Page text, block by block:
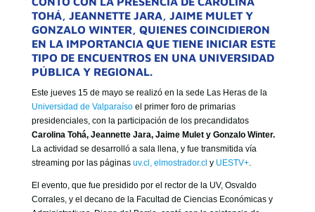
GOBIERNO CORPORATIVO
NUESTRO EQUIPO
TOHÁ, JEANNETTE JARA, JAIME MULET Y
GONZALO WINTER, QUIENES COINCIDIERON
EN LA IMPORTANCIA QUE TIENE INICIAR ESTE
TIPO DE ENCUENTROS EN UNA UNIVERSIDAD
PÚBLICA Y REGIONAL.
Este jueves 15 de mayo se realizó en la sede Las Heras de la
Universidad de Valparaísoel primer foro de primarias
presidenciales, con la participación de los precandidatos
Carolina Tohá, Jeannette Jara, Jaime Mulet y Gonzalo Winter.
La actividad se desarrolló a sala llena, y fue transmitida vía
streaming por las páginas uv.cl, elmostrador.cl y UESTV+.
El evento, que fue presidido por el rector de la UV, Osvaldo
Corrales, y el decano de la Facultad de Ciencias Económicas y